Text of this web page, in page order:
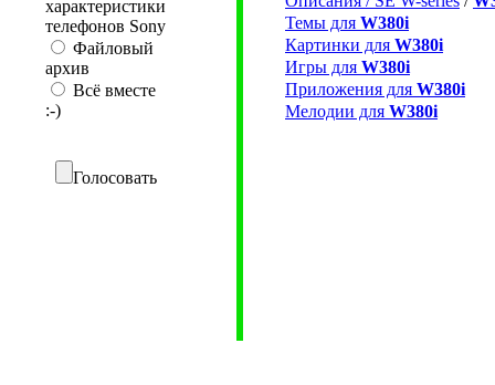
характеристики
телефонов Sony
Файловый
архив
Всё вместе
:-)
Голосовать
Темы для W380i
Картинки для W380i
Игры для W380i
Приложения для W380i
Мелодии для W380i